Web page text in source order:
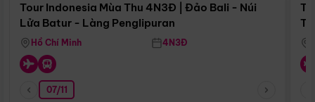
Tour Indonesia Mùa Thu 4N3Đ | Đảo Bali - Núi
Lửa Batur - Làng Penglipuran
Hồ Chí Minh 4N3Đ
07/11